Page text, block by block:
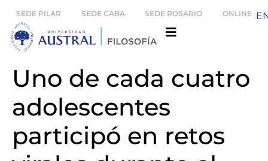
SEDE PILAR SEDE CABA SEDE ROSARIO ONLINE
Uno de cada cuatro
adolescentes
participó en retos